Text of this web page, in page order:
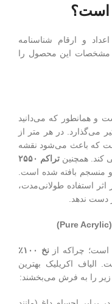
است؟
و ارقام شناسنامه
مشخصات این محصول را
و همانطور که می‌دانید
می‌گذارد. در هر متر از
شده است که باعث می‌شود نقشه
کند. همچنین تراکم ۲۵۵۰
منسجم بافته شده است.
استفاده طولانی‌مدت،
دست ندهد.
(Pure Acrylic)
است؛ چراکه ازنخ ۱۰۰٪
الیاف اکریلیک بهترین
را به فرش می‌بخشند: